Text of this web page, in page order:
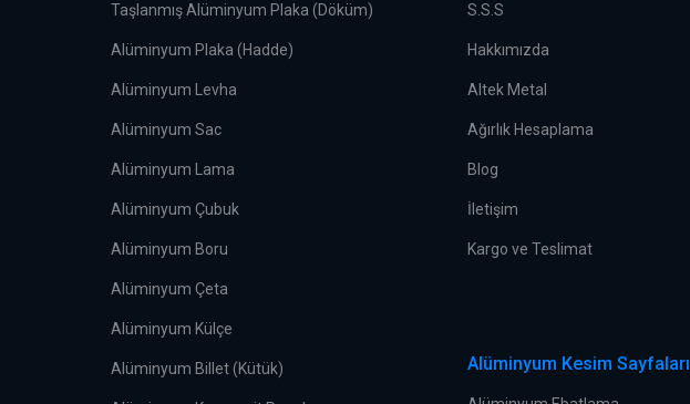
Taşlanmış Alüminyum Plaka (Döküm)
Alüminyum Plaka (Hadde)
Alüminyum Levha
Alüminyum Sac
Alüminyum Lama
Alüminyum Çubuk
Alüminyum Boru
Alüminyum Çeta
Alüminyum Külçe
Alüminyum Billet (Kütük)
S.S.S
Hakkımızda
Altek Metal
Ağırlık Hesaplama
Blog
İletişim
Kargo ve Teslimat
Alüminyum Kesim Sayfaları